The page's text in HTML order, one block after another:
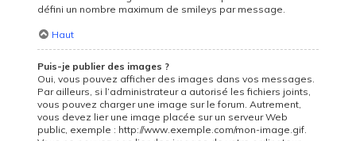
défini un nombre maximum de smileys par message.
Haut
Puis-je publier des images ?
Oui, vous pouvez afficher des images dans vos messages.
Par ailleurs, si l’administrateur a autorisé les fichiers joints,
vous pouvez charger une image sur le forum. Autrement,
vous devez lier une image placée sur un serveur Web
public, exemple : http://www.exemple.com/mon-image.gif.